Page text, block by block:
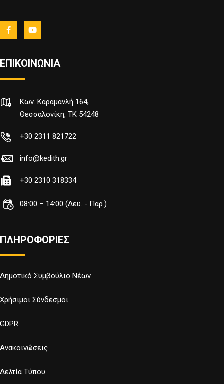
ΕΠΙΚΟΙΝΩΝΙΑ
Κων. Καραμανλή 164,
Θεσσαλονίκη, TK 54248
+30 2311 821722
info@kedith.gr
+30 2310 318334
08:00 – 14:00 (Δευ. - Παρ.)
ΠΛΗΡΟΦΟΡΙΕΣ
Δημοτικό Συμβούλιο Νέων
Χρήσιμοι Σύνδεσμοι
GDPR
Ανακοινώσεις
Δελτία Τύπου